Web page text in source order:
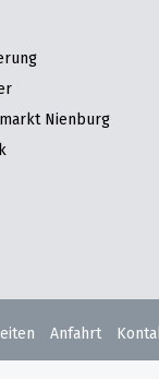
Nienburg
Anfahrt